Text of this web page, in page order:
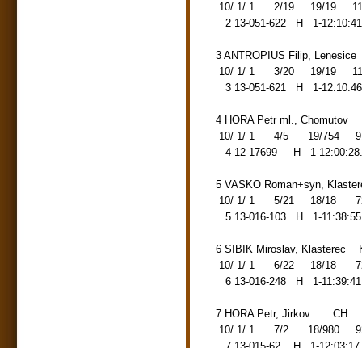
10/ 1/ 1 2/19 19/19
2 13-051-622 H 1-
3 ANTROPIUS Filip,
10/ 1/ 1 3/20 19/19
3 13-051-621 H 1-
4 HORA Petr ml., Chomutov
10/ 1/ 1 4/5 19/754
4 12-17699 H 1-
5 VASKO Roman+syn,
10/ 1/ 1 5/21 18/18
5 13-016-103 H 1-
6 SIBIK Miroslav, Klasterec
10/ 1/ 1 6/22 18/18
6 13-016-248 H 1-
7 HORA Petr, Jirkov CH
10/ 1/ 1 7/2 18/980